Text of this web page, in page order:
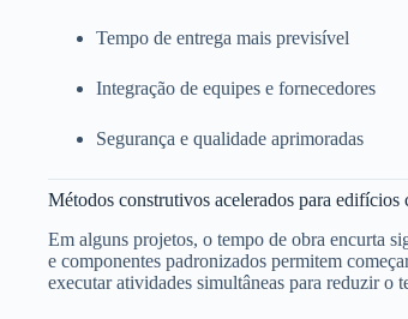
Tempo de entrega mais previsível
Integração de equipes e fornecedores
Segurança e qualidade aprimoradas
Métodos construtivos acelerados para edifícios
Em alguns projetos, o tempo de obra encurta
e componentes padronizados permitem
executar atividades simultâneas para reduzir o